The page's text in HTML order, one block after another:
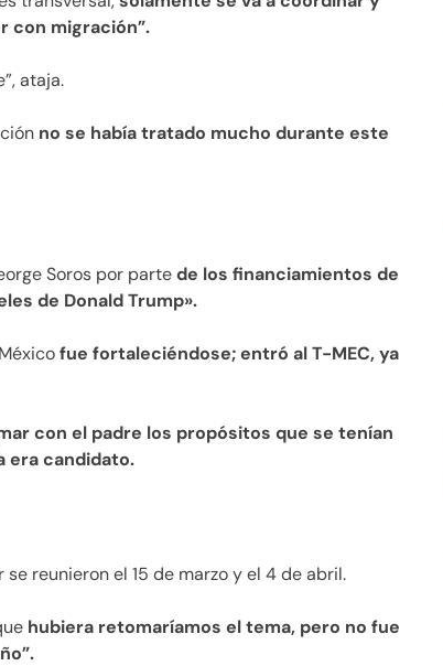
con migración”.
ataja.
no se había tratado mucho durante este
Soros por partede los financiamientos de
de Donald Trump».
fue fortaleciéndose; entró al T-MEC, ya
con el padre los propósitos que se tenían
era candidato.
reunieron el 15 de marzo y el 4 de abril.
hubiera retomaríamos el tema, pero no fue